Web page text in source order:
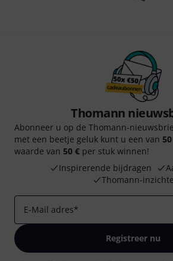
Thomann
Abonneer u op de Thomann-
met een beetje geluk kunt u een van
waarde van 50 € per stuk winnen!
Inspirerende bijdragen
Thomann-
E-Mail adres*
Registreer nu